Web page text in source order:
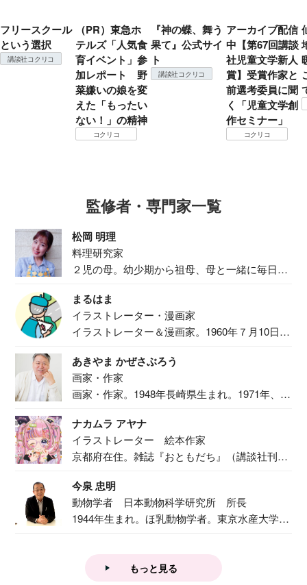
フリースクール
という選択
講談社コクリコ
（PR）東急ホ
テルズ「人気食
育イベント」参
加レポート 野
菜嫌いの娘を変
えた「もったい
ない！」の精神
コクリコ
『神の蝶、舞う
果て』公式サイ
ト
講談社コクリコ
アーカイブ配信
中【第67回講談
社児童文学新人
賞】受賞作家と
前選考委員に聞
く「児童文学創
作セミナー」
コクリコ
監修者・専門家一覧
松岡 明理
料理研究家
２児の母。幼少期から祖母、母と一緒に毎日の
まるはま
イラストレーター・漫画家
イラストレーター＆漫画家。1960年７月10日生
あきやま かぜさぶろう
画家・作家
画家・作家。1948年長崎県生まれ。1971年、
ナカムラ アヤナ
イラストレーター 絵本作家
京都府在住。雑誌『おともだち』（講談社刊）
今泉 忠明
動物学者 日本動物科学研究所 所長
1944年生まれ。ほ乳動物学者。東京水産大学卒
もっと見る